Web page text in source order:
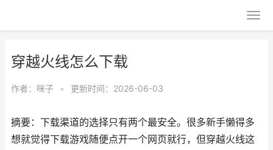
穿越火线怎么下载
作者： 咪子 • 更新时间：2026-06-03
摘要：下载渠道的选择只有两个最安全。很多新手懒得多
想就觉得下载游戏随便点开一个网页就行，但穿越火线这